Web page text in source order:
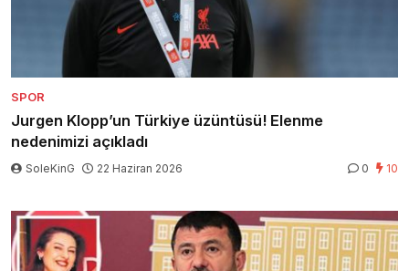
SPOR
Jurgen Klopp’un Türkiye üzüntüsü! Elenme
nedenimizi açıkladı
SoleKinG 22 Haziran 2026 0 10